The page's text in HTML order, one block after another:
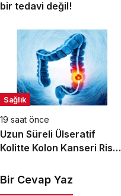
bir tedavi değil!
Sağlık
19 saat önce
Uzun Süreli Ülseratif
Kolitte Kolon Kanseri Riski
Bir Cevap Yaz